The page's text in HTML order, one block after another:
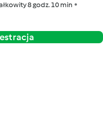
8 godz. 10 min